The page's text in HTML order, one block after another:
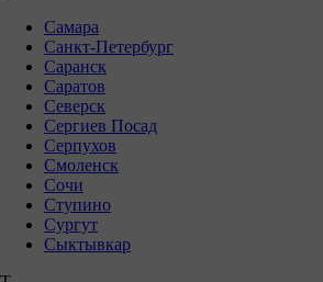
Самара
Санкт-Петербург
Саранск
Саратов
Северск
Сергиев Посад
Серпухов
Смоленск
Сочи
Ступино
Сургут
Сыктывкар